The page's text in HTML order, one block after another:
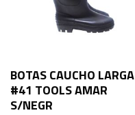
BOTAS CAUCHO LARGA
#41 TOOLS AMAR
S/NEGR